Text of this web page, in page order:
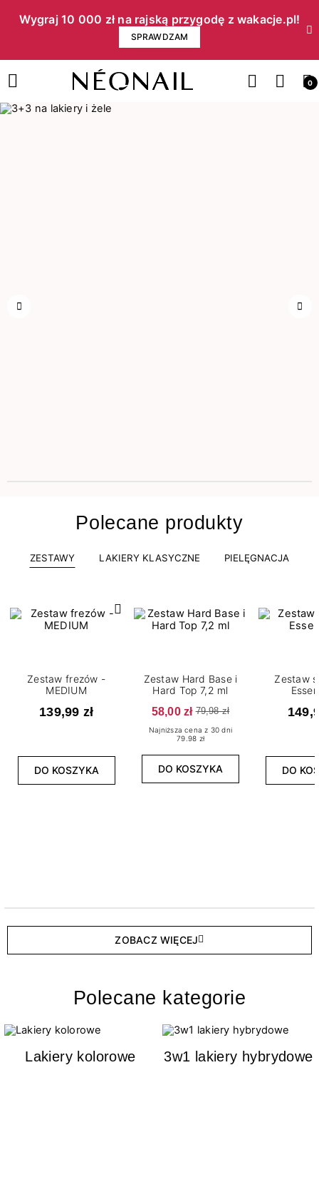
Wygraj 10 000 zł na rajską przygodę z wakacje.pl!​
SPRAWDZAM
0
Polecane produkty
ZESTAWY LAKIERY KLASYCZNE PIELĘGNACJA
Zestaw frezów -
MEDIUM
139,99 zł
DO KOSZYKA
Zestaw Hard Base i
Hard Top 7,2 ml
58,00 zł 79,98 zł
Najniższa cena z 30 dni
79.98 zł
DO KOSZYKA
Zestaw
DO
ZOBACZ WIĘCEJ
Polecane kategorie
Lakiery kolorowe 3w1 lakiery hybrydowe